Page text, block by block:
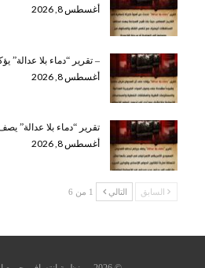
أغسطس 8, 2026
– تقرير “دماء بلا عدالة”
أغسطس 8, 2026
تقرير “دماء بلا عدالة”
أغسطس 8, 2026
السابق التالي 1 من 6